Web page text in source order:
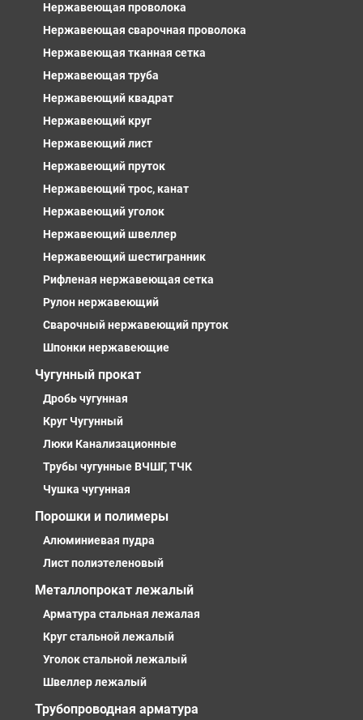
Нержавеющая проволока
Нержавеющая сварочная проволока
Нержавеющая тканная сетка
Нержавеющая труба
Нержавеющий квадрат
Нержавеющий круг
Нержавеющий лист
Нержавеющий пруток
Нержавеющий трос, канат
Нержавеющий уголок
Нержавеющий швеллер
Нержавеющий шестигранник
Рифленая нержавеющая сетка
Рулон нержавеющий
Сварочный нержавеющий пруток
Шпонки нержавеющие
Чугунный прокат
Дробь чугунная
Круг Чугунный
Люки Канализационные
Трубы чугунные ВЧШГ, ТЧК
Чушка чугунная
Порошки и полимеры
Алюминиевая пудра
Лист полиэтеленовый
Металлопрокат лежалый
Арматура стальная лежалая
Круг стальной лежалый
Уголок стальной лежалый
Швеллер лежалый
Трубопроводная арматура